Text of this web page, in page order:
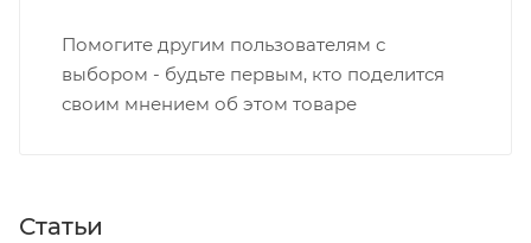
Помогите другим пользователям с
выбором - будьте первым, кто поделится
своим мнением об этом товаре
Статьи